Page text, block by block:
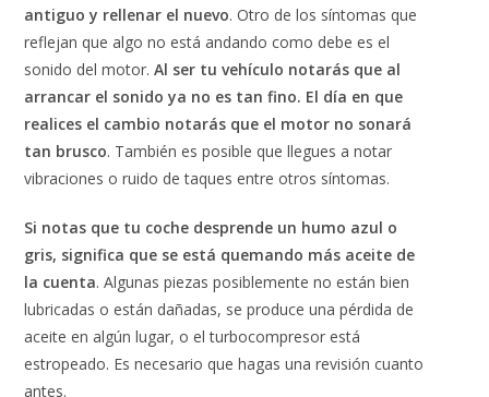
antiguo y rellenar el nuevo. Otro de los síntomas que
reflejan que algo no está andando como debe es el
sonido del motor.Al ser tu vehículo notarás que al
arrancar el sonido ya no es tan fino. El día en que
realices el cambio notarás que el motor no sonará
tan brusco. También es posible que llegues a notar
vibraciones o ruido de taques entre otros síntomas.
Si notas que tu coche desprende un humo azul o
gris, significa que se está quemando más aceite de
la cuenta. Algunas piezas posiblemente no están bien
lubricadas o están dañadas, se produce una pérdida de
aceite en algún lugar, o el turbocompresor está
estropeado. Es necesario que hagas una revisión cuanto
antes.